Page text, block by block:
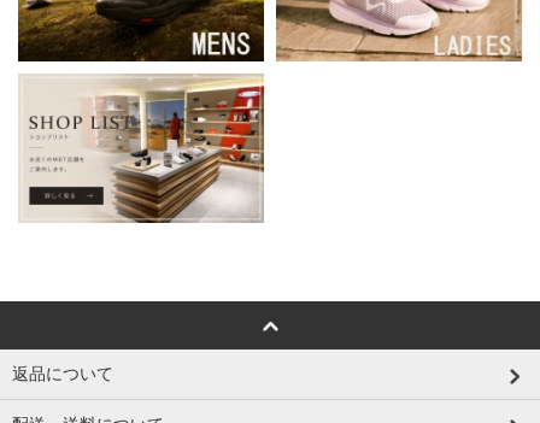
返品について